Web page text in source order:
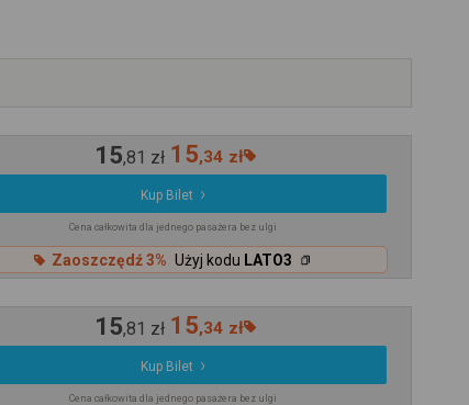
15,81 zł 15,34 zł
Kup Bilet
Cena całkowita dla jednego pasażera bez ulgi
Zaoszczędź 3% Użyj kodu LATO3
15,81 zł 15,34 zł
Kup Bilet
Cena całkowita dla jednego pasażera bez ulgi